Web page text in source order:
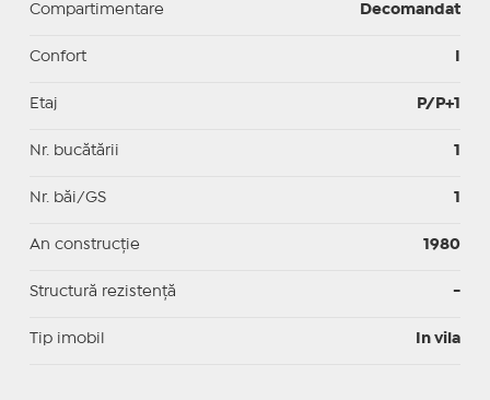
Compartimentare Decomandat
Confort
Etaj P/P+1
Nr. bucătării 1
Nr. băi/GS 1
An construcție 1980
Structură rezistență -
Tip imobil In vila